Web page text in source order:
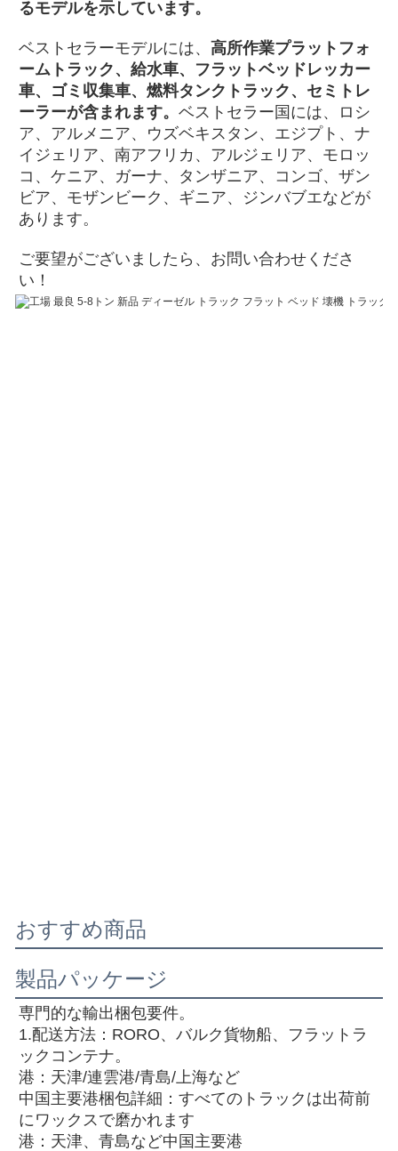
るモデルを示しています。
ベストセラーモデルには、 高所作業プラットフォ
ームトラック、給水車、フラットベッドレッカー
車、ゴミ収集車、燃料タンクトラック、セミトレ
ーラーが含まれます。 ベストセラー国には、ロシ
ア、アルメニア、ウズベキスタン、エジプト、ナ
イジェリア、南アフリカ、アルジェリア、モロッ
コ、ケニア、ガーナ、タンザニア、コンゴ、ザン
ビア、モザンビーク、ギニア、ジンバブエなどが
あります。
ご要望がございましたら、お問い合わせくださ
い！
おすすめ商品
製品パッケージ
専門的な輸出梱包要件。
1.配送方法：RORO、バルク貨物船、フラットラ
ックコンテナ。
港：天津/連雲港/青島/上海など
中国主要港梱包詳細：すべてのトラックは出荷前
にワックスで磨かれます
港：天津、青島など中国主要港